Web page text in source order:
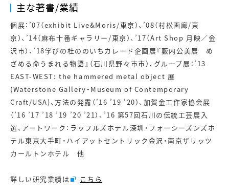
主な著書/業績
個展：’07（exhibit Live&Moris/東京）、’08（村松画廊/東
京）、’14（麻布十番ギャラリー/東京）、’17（Art Shop 月映／金
沢市）、’18学びの杜ののいちカレード企画展『藪内公美展 め
ざめる命うまれる物語』（石川県野々市市）、グループ展：’13
EAST-WEST: the hammered metal object 展
(Waterstone Gallery・Museum of Contemporary
Craft/USA)、方法の発露（’16 ’19 ’20）、加賀金工作家協会展
（’16 ’17 ’18 ’19 ’20 ’21）、’16 第57回石川の伝統工芸展入
選、アートワーク：ラッフルズホテル深圳・フォーシーズンズホ
テル東京大手町・ハイアットセントリック金沢・南京ザリッツ
カールトンホテル 他
詳しい研究業績は こちら